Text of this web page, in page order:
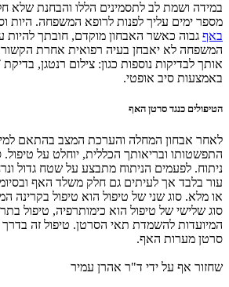
במידה ושמת לב לתסמינים הללו והבחנת שלא
מספר ימים עליך לפנות לרופא המשפחה. היות
באף גבוה כאשר האבחון מוקדם, חובתך להיות
המשפחה לא יאבחן בעיה רפואית אחרת
באמצעות סיב אופטי.
הטיפולים כנגד סרטן האף
לאחר אבחון המחלה והערכת המצב בהתאם
התפשטותו ובריאותך הכללית, יוחלט על טיפול.
ניתוח. לפעמים הניתוח מתבצע על שטח גדול
עור בלבד אך לעיתים גם חלק משלד האף
או מלא. סוג שני של טיפול הוא טיפול
סוג שלישי של טיפול הוא כימותרפיה, טיפול
המיועדות להשמדת תאי הסרטן. טיפול זה בדרך
סרטן מערות האף.
שחזור אף על ידי ד"ר אהרן עמיר